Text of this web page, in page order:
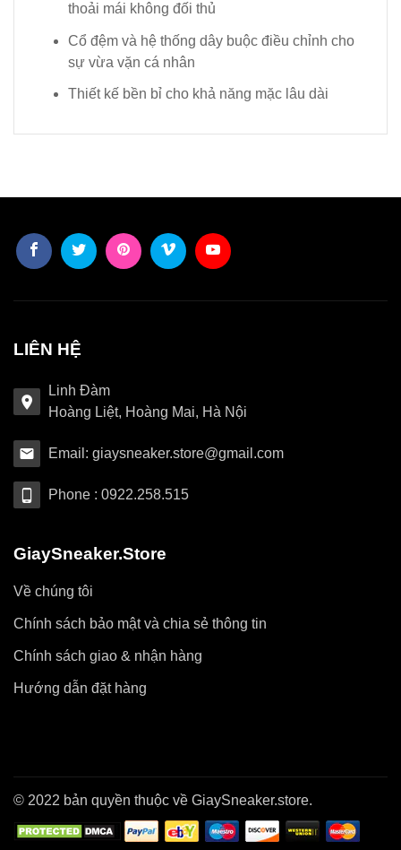
thoải mái không đối thủ
Cổ đệm và hệ thống dây buộc điều chỉnh cho
sự vừa vặn cá nhân
Thiết kế bền bỉ cho khả năng mặc lâu dài
LIÊN HỆ
Linh Đàm
Hoàng Liệt, Hoàng Mai, Hà Nội
Email: giaysneaker.store@gmail.com
Phone : 0922.258.515
GiaySneaker.Store
Về chúng tôi
Chính sách bảo mật và chia sẻ thông tin
Chính sách giao & nhận hàng
Hướng dẫn đặt hàng
© 2022 bản quyền thuộc về GiaySneaker.store.